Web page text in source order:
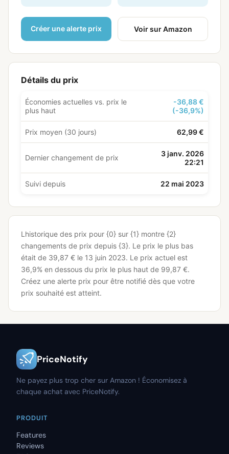
Créer une alerte prix Voir sur Amazon
Détails du prix
Économies actuelles vs. prix le
plus haut
-36,88 €
(-36,9%)
Prix moyen (30 jours) 62,99 €
Dernier changement de prix
3 janv. 2026
22:21
Suivi depuis 22 mai 2023
Lhistorique des prix pour {0} sur {1} montre {2}
changements de prix depuis {3}. Le prix le plus bas
était de 39,87 € le 13 juin 2023. Le prix actuel est
36,9% en dessous du prix le plus haut de 99,87 €.
Créez une alerte prix pour être notifié dès que votre
prix souhaité est atteint.
PriceNotify
Ne payez plus trop cher sur Amazon ! Économisez à
chaque achat avec PriceNotify.
PRODUIT
Features
Reviews